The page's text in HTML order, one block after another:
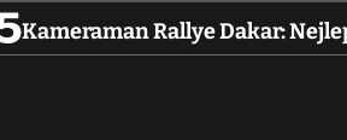
Kameraman Rallye Dakar: